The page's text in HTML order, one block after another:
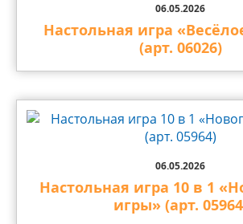
06.05.2026
Настольная игра
(арт. 06026)
06.05.2026
Настольная игра 10 в 1
игры» (арт.